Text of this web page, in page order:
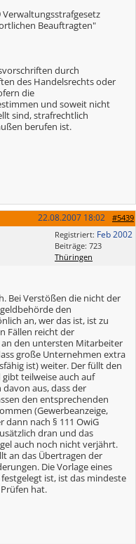
Beauftragten"
durch
des Handelsrechts oder
die
und soweit nicht
sind, strafrechtlich
berufen ist.
#5439
22.08.2007 18:02
Registriert: Feb 2002
Beiträge: 723
Thüringen
Bei Verstößen die nicht der
den
an, wer das ist, ist zu
Fällen reicht der
den untersten Mitarbeiter
große Unternehmen extra
ist) weiter. Der füllt den
teilweise auch auf
aus, dass der
den entsprechenden
(Gewerbeanzeige,
dann nach § 111 OwiG
dran und das
auch noch nicht verjährt.
an das Übertragen der
Die Vorlage eines
ist, ist das mindeste
hat.